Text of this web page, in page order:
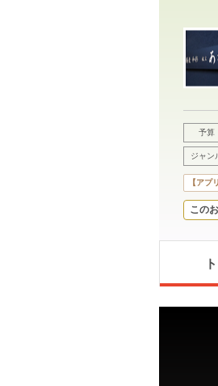
予算
ジャン
【アプ
この